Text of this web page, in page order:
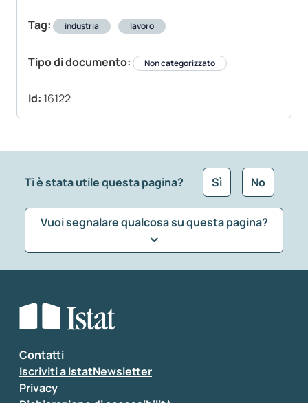
Tag: industria lavoro
Tipo di documento: Non categorizzato
Id: 16122
Ti è stata utile questa pagina? Sì No
Vuoi segnalare qualcosa su questa pagina?
Seleziona la tipologia della segnalazione
Inserisci il tuo commento
Contatti
Iscriviti a IstatNewsletter
Privacy